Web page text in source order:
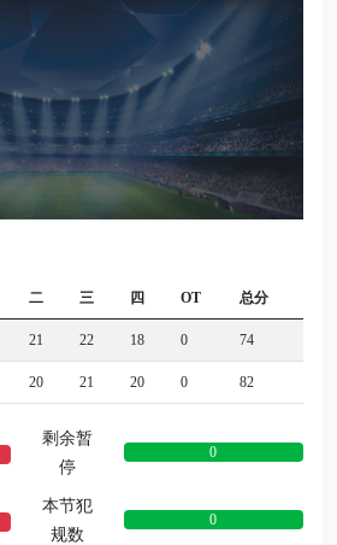
二 三 四 OT 总分
21 22 18 0 74
20 21 20 0 82
剩余暂
停
0
本节犯
规数
0